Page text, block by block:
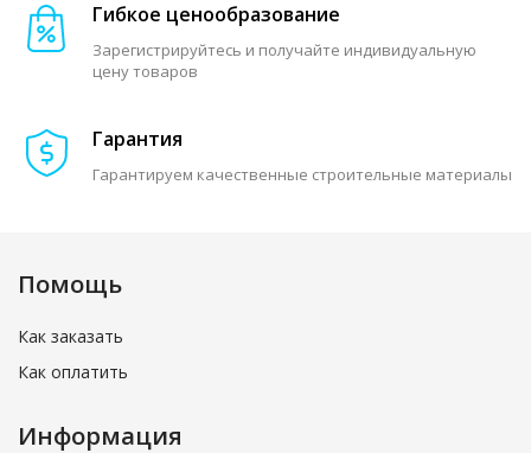
Гибкое ценообразование
Зарегистрируйтесь и получайте индивидуальную
цену товаров
Гарантия
Гарантируем качественные строительные материалы
Помощь
Как заказать
Как оплатить
Информация